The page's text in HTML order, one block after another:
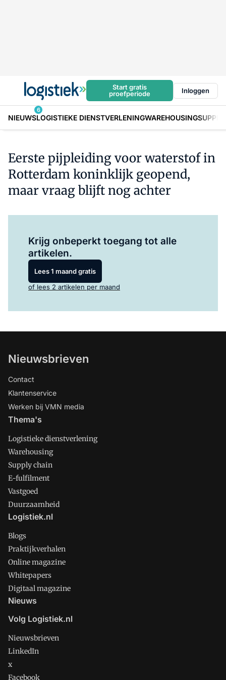
Start gratis
proefperiode
Inloggen
NIEUWS
6
LOGISTIEKE DIENSTVERLENINGWAREHOUSING
Eerste pijpleiding voor waterstof in
Rotterdam koninklijk geopend,
maar vraag blijft nog achter
Krijg onbeperkt toegang tot alle
artikelen.
Lees 1 maand gratis
of lees 2 artikelen per maand
Nieuwsbrieven
Contact
Klantenservice
Werken bij VMN media
Thema's
Logistieke dienstverlening
Warehousing
Supply chain
E-fulfilment
Vastgoed
Duurzaamheid
Logistiek.nl
Blogs
Praktijkverhalen
Online magazine
Whitepapers
Digitaal magazine
Nieuws
Volg Logistiek.nl
Nieuwsbrieven
LinkedIn
x
Facebook